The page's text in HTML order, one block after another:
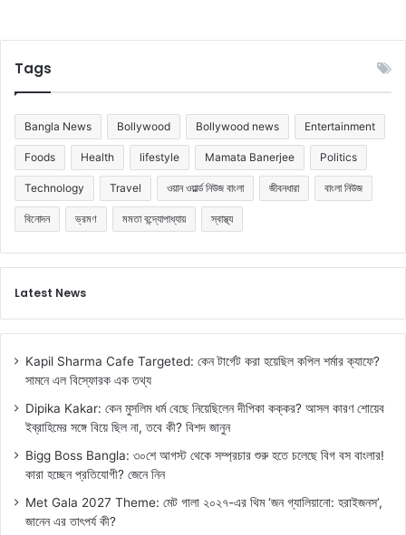
Tags
Bangla News Bollywood Bollywood news Entertainment
Foods Health lifestyle Mamata Banerjee Politics
Technology Travel ওয়ান ওয়ার্ল্ড নিউজ বাংলা জীবনধারা বাংলা নিউজ
বিনোদন ভ্রমণ মমতা বন্দ্যোপাধ্যায় স্বাস্থ্য
Latest News
Kapil Sharma Cafe Targeted: কেন টার্গেট করা হয়েছিল কপিল শর্মার ক্যাফে?
সামনে এল বিস্ফোরক এক তথ্য
Dipika Kakar: কেন মুসলিম ধর্ম বেছে নিয়েছিলেন দীপিকা কক্কর? আসল কারণ শোয়েব
ইব্রাহিমের সঙ্গে বিয়ে ছিল না, তবে কী? বিশদ জানুন
Bigg Boss Bangla: ৩০শে আগস্ট থেকে সম্প্রচার শুরু হতে চলেছে বিগ বস বাংলার!
কারা হচ্ছেন প্রতিযোগী? জেনে নিন
Met Gala 2027 Theme: মেট গালা ২০২৭-এর থিম ‘জন গ্যালিয়ানো: হরাইজনস’,
জানেন এর তাৎপর্য কী?